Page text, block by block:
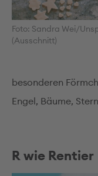
Foto: Sandra Wei/
(Ausschnitt)
besonderen
Engel, Bäume,
R wie Rentier